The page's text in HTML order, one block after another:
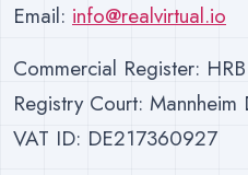
Email: info@realvirtual.io
Commercial Register:
Registry Court: Mannheim
VAT ID: DE217360927